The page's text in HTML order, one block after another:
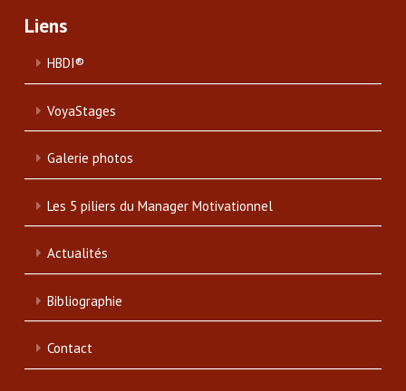
Liens
HBDI®
VoyaStages
Galerie photos
Les 5 piliers du Manager Motivationnel
Actualités
Bibliographie
Contact